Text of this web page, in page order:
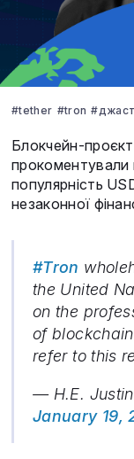
#tether #tron
Блокчейн-
прокоментували
популярність
незаконної
#Tron
the United
on the
of
refer to this
— H.E. Justin
January 19,